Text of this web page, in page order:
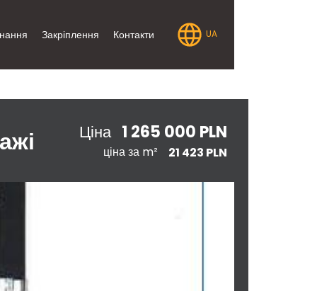
Закріплення Контакти UA
Ціна 1 265 000 PLN
ціна за m² 21 423 PLN